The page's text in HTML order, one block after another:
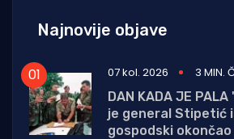
Najnovije objave
07 kol. 2026
3 MIN.
DAN KADA JE
je general Stipetić
gospodski